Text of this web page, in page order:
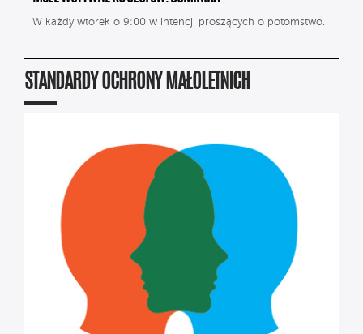
W każdy wtorek o 9:00 w intencji proszących o potomstwo.
STANDARDY OCHRONY MAŁOLETNICH